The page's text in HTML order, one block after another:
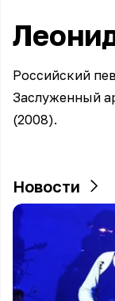
Российский
Заслуженный
(2008).
Новости